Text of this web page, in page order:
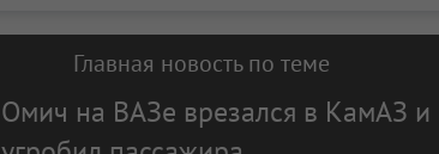
Главная новость по теме
Омич на ВАЗе врезался в КамАЗ и